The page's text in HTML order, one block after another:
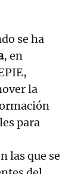
se ha
, en
la
para
las que se